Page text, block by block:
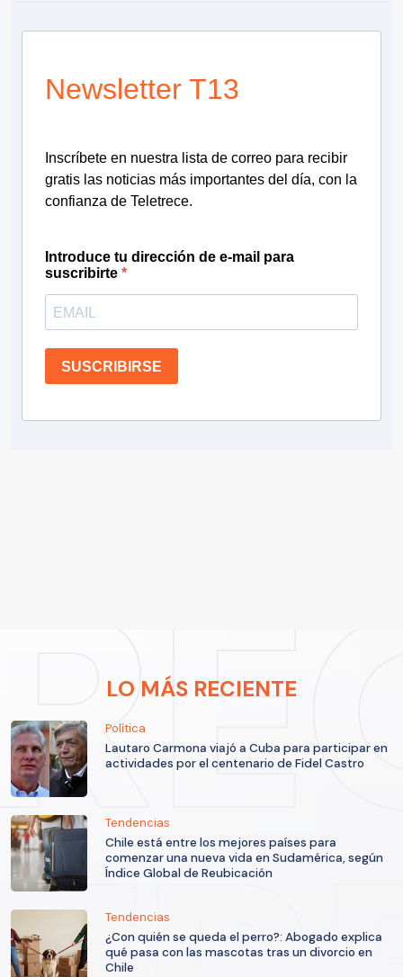
Newsletter T13
Inscríbete en nuestra lista de correo para recibir
gratis las noticias más importantes del día, con la
confianza de Teletrece.
Introduce tu dirección de e-mail para
suscribirte
SUSCRIBIRSE
LO MÁS RECIENTE
Política
Lautaro Carmona viajó a Cuba para participar en
actividades por el centenario de Fidel Castro
Tendencias
Chile está entre los mejores países para
comenzar una nueva vida en Sudamérica, según
Índice Global de Reubicación
Tendencias
¿Con quién se queda el perro?: Abogado explica
qué pasa con las mascotas tras un divorcio en
Chile